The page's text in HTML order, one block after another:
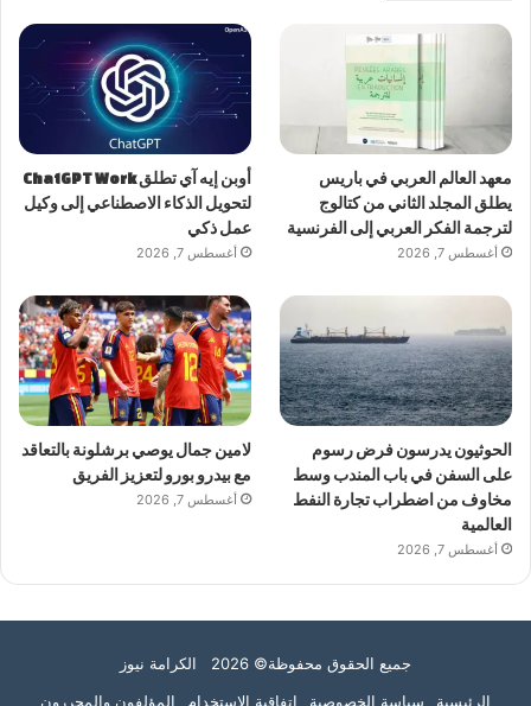
معهد العالم العربي في باريس
يطلق المجلد الثاني من كتالوج
لترجمة الفكر العربي إلى الفرنسية
أغسطس 7, 2026
أوبن إيه آي تطلق ChatGPT Work
لتحويل الذكاء الاصطناعي إلى وكيل
عمل ذكي
أغسطس 7, 2026
الحوثيون يدرسون فرض رسوم
على السفن في باب المندب وسط
مخاوف من اضطراب تجارة النفط
العالمية
أغسطس 7, 2026
لامين جمال يوصي برشلونة بالتعاقد
مع بيدرو بورو لتعزيز الفريق
أغسطس 7, 2026
جميع الحقوق محفوظة© 2026 الكرامة نيوز
الرئيسية
سياسة الخصوصية اتفاقية الاستخدام المؤلفون والمحررون